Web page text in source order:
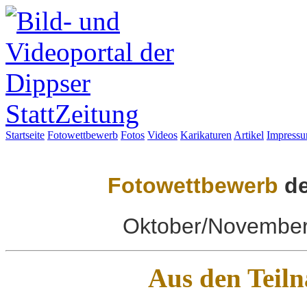
Startseite Fotowettbewerb Fotos Videos Karikaturen Artikel
Fotowettbewerb
Oktober/
Aus den